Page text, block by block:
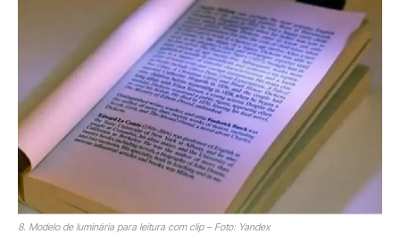
8. Modelo de luminária para leitura com clip – Foto: Yandex